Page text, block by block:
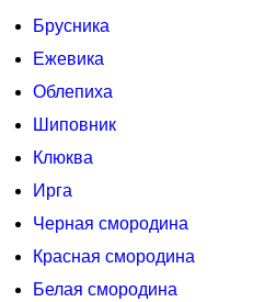
Брусника
Ежевика
Облепиха
Шиповник
Клюква
Ирга
Черная смородина
Красная смородина
Белая смородина